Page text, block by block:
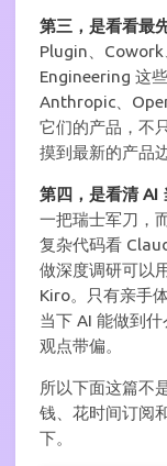
第三，是看看最
Plugin、
Engineering 这
Anthropic、
它们的产品，不
摸到最新的产品
第四，是看清 AI
一把瑞士军刀，
复杂代码看
做深度调研可以
Kiro。只有亲手
当下 AI 能做到
观点带偏。
所以下面这篇不
钱、花时间订阅
下。